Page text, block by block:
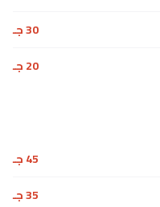
30 جـ
20 جـ
45 جـ
35 جـ